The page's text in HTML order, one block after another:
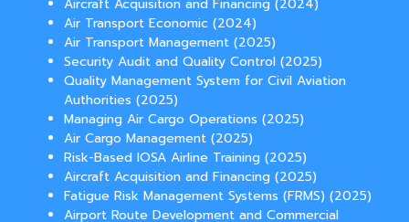
Aircraft Acquisition and Financing (2024)
Air Transport Economic (2024)
Air Transport Management (2025)
Security Audit and Quality Control (2025)
Quality Management System for Civil Aviation
Authorities (2025)
Managing Air Cargo Operations (2025)
Air Cargo Management (2025)
Risk-Based IOSA Airline Training (2025)
Aircraft Acquisition and Financing (2025)
Fatigue Risk Management Systems (FRMS) (2025)
Airport Route Development and Commercial